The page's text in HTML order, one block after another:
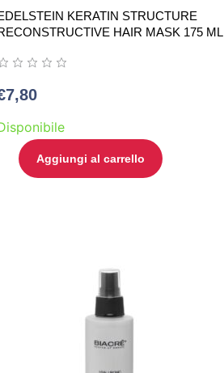
KERATIN STRUCTURE
HAIR MASK 175 ML
7,80
Aggiungi al carrello